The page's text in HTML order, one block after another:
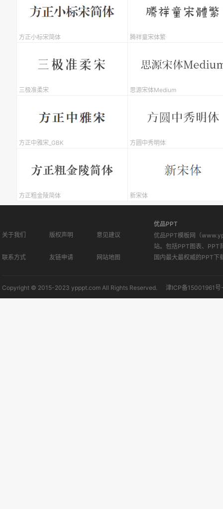
方正小标宋简体 腾祥童宋体繁
三极准柔宋 思源宋体Medium
方正中雅宋_GBK 方圆中秀明体
方正粗金陵简体 新宋体
关于我们 版权声明 意见建议
联系方式 友链申请 网站地图
优品PPT
优品PPT模板网（
站。包括PPT图表、PPT
国内最大最权威的PPT下
Copyright © 2015-2023 ypppt.com All Rights Reserved. 津ICP备15001961号